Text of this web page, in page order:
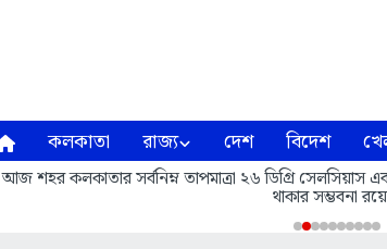
কলকাতা রাজ্য দেশ বিদেশ
আজ শহর কলকাতার সর্বনিম্ন তাপমাত্রা ২৬ ডিগ্রি সেলসিয়াস
থাকার সম্ভবনা